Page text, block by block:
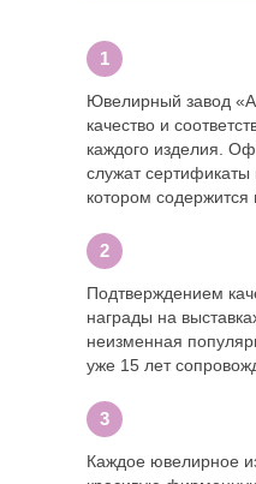
Ювелирный завод
качество и
каждого изделия.
служат сертификаты
котором
Подтверждением
награды на
неизменная
уже 15 лет
Каждое ювелирное